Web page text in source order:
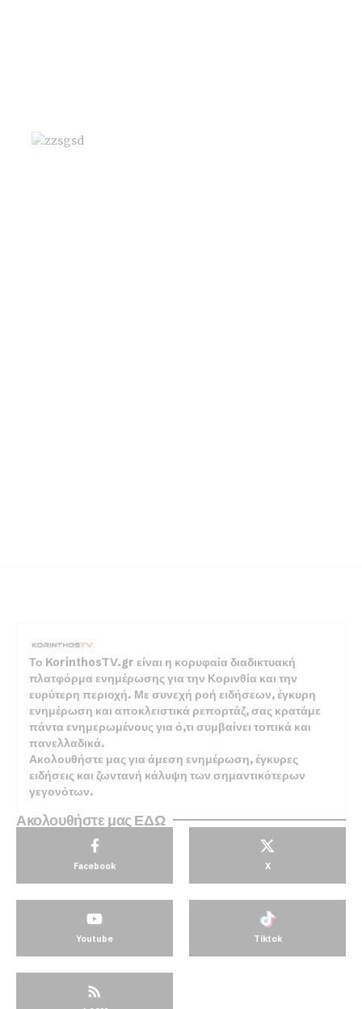
Το KorinthosTV.gr είναι η κορυφαία διαδικτυακή
πλατφόρμα ενημέρωσης για την Κορινθία και την
ευρύτερη περιοχή. Με συνεχή ροή ειδήσεων, έγκυρη
ενημέρωση και αποκλειστικά ρεπορτάζ, σας κρατάμε
πάντα ενημερωμένους για ό,τι συμβαίνει τοπικά και
πανελλαδικά.
Ακολουθήστε μας για άμεση ενημέρωση, έγκυρες
ειδήσεις και ζωντανή κάλυψη των σημαντικότερων
γεγονότων.
Ακολουθήστε μας ΕΔΩ
Facebook X
Youtube Tiktok